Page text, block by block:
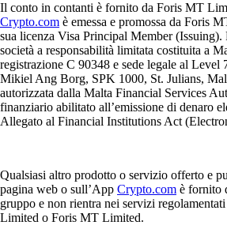
Il conto in contanti è fornito da Foris MT
Crypto.com è emessa e promossa da Foris
sua licenza Visa Principal Member
società a responsabilità limitata costituita a
registrazione C 90348 e sede legale al Level
Mikiel Ang Borg, SPK 1000, St. Julians,
autorizzata dalla Malta Financial Services
finanziario abilitato all’emissione di denaro
Allegato al Financial Institutions Act
Qualsiasi altro prodotto o servizio offerto e
pagina web o sull’App Crypto.com è fornito
gruppo e non rientra nei servizi
Limited o Foris MT Limited.